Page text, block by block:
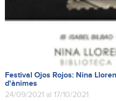
Festival Ojos Rojos: Nina
d'ànimes
24/09/2021 al 17/10/2021